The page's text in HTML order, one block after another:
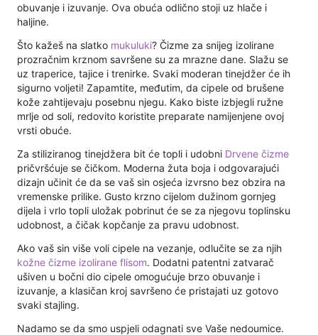
obuvanje i izuvanje. Ova obuća odlično stoji uz hlače i
haljine.
Što kažeš na slatko mukuluki? Čizme za snijeg izolirane
prozračnim krznom savršene su za mrazne dane. Slažu se
uz traperice, tajice i trenirke. Svaki moderan tinejdžer će ih
sigurno voljeti! Zapamtite, međutim, da cipele od brušene
kože zahtijevaju posebnu njegu. Kako biste izbjegli ružne
mrlje od soli, redovito koristite preparate namijenjene ovoj
vrsti obuće.
Za stiliziranog tinejdžera bit će topli i udobni Drvene čizme
pričvršćuje se čičkom. Moderna žuta boja i odgovarajući
dizajn učinit će da se vaš sin osjeća izvrsno bez obzira na
vremenske prilike. Gusto krzno cijelom dužinom gornjeg
dijela i vrlo topli uložak pobrinut će se za njegovu toplinsku
udobnost, a čičak kopčanje za pravu udobnost.
Ako vaš sin više voli cipele na vezanje, odlučite se za njih
kožne čizme izolirane flisom. Dodatni patentni zatvarač
ušiven u bočni dio cipele omogućuje brzo obuvanje i
izuvanje, a klasičan kroj savršeno će pristajati uz gotovo
svaki stajling.
Nadamo se da smo uspjeli odagnati sve Vaše nedoumice.